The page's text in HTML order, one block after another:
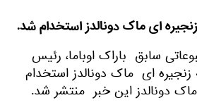
ای ماک دونالدز استخدام شد.
سابق باراک اوباما، رئیس
ای ماک دونالدز استخدام
دونالدز این خبر منتشر شد.